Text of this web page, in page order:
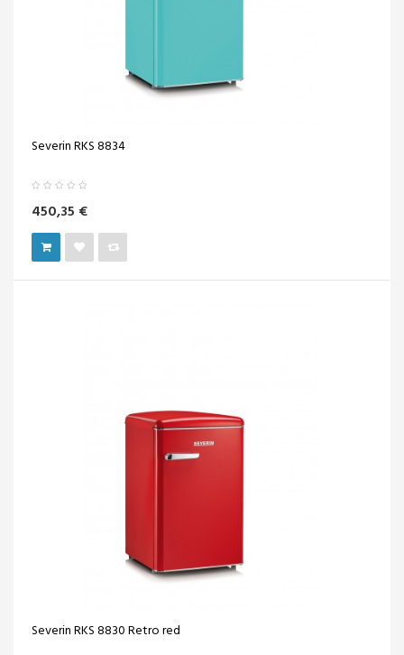
Severin RKS 8834
450,35 €
Severin RKS 8830 Retro red